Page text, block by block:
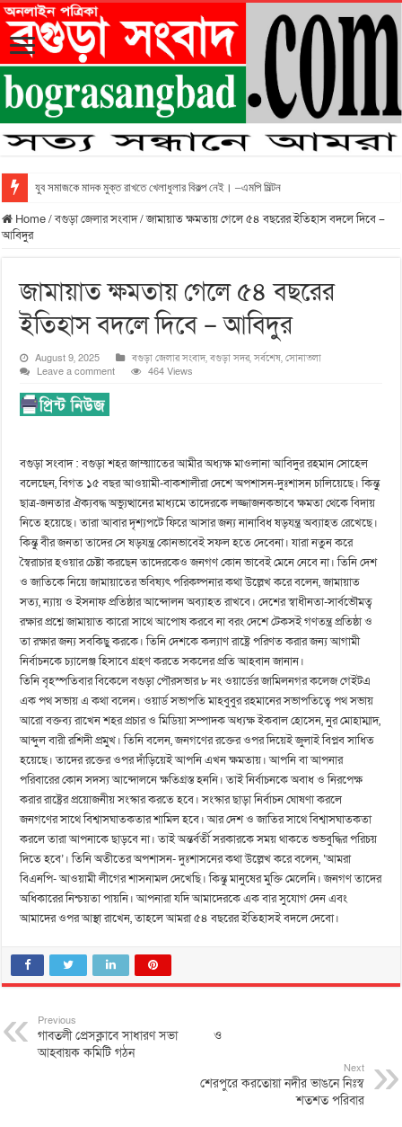
যুব সমাজকে মাদক মুক্ত রাখতে খেলাধুলার বিকল্প নেই। –এমপি মিল্টন
Home/বগুড়া জেলার সংবাদ/জামায়াত ক্ষমতায় গেলে ৫৪ বছরের ইতিহাস বদলে দিবে –
আবিদুর
জামায়াত ক্ষমতায় গেলে ৫৪ বছরের
ইতিহাস বদলে দিবে – আবিদুর
August 9, 2025 বগুড়া জেলার সংবাদ,বগুড়া সদর,সর্বশেষ,সোনাতলা
Leave a comment
464 Views
বগুড়া সংবাদ : বগুড়া শহর জাম্য়াাতের আমীর অধ্যক্ষ মাওলানা আবিদুর রহমান সোহেল
বলেছেন, বিগত ১৫ বছর আওয়ামী-বাকশালীরা দেশে অপশাসন-দুঃশাসন চালিয়েছে। কিন্তু
ছাত্র-জনতার ঐক্যবদ্ধ অভ্যুত্থানের মাধ্যমে তাদেরকে লজ্জাজনকভাবে ক্ষমতা থেকে বিদায়
নিতে হয়েছে। তারা আবার দৃশ্যপটে ফিরে আসার জন্য নানাবিধ ষড়যন্ত্র অব্যাহত রেখেছে।
কিন্তু বীর জনতা তাদের সে ষড়যন্ত্র কোনভাবেই সফল হতে দেবেনা। যারা নতুন করে
স্বৈরাচার হওয়ার চেষ্টা করছেন তাদেরকেও জনগণ কোন ভাবেই মেনে নেবে না। তিনি দেশ
ও জাতিকে নিয়ে জামায়াতের ভবিষ্যৎ পরিকল্পনার কথা উল্লেখ করে বলেন, জামায়াত
সত্য, ন্যায় ও ইসনাফ প্রতিষ্ঠার আন্দোলন অব্যাহত রাখবে। দেশের স্বাধীনতা-সার্বভৌমত্ব
রক্ষার প্রশ্নে জামায়াত কারো সাথে আপোষ করবে না বরং দেশে টেকসই গণতন্ত্র প্রতিষ্ঠা ও
তা রক্ষার জন্য সবকিছু করকে। তিনি দেশকে কল্যাণ রাষ্ট্রে পরিণত করার জন্য আগামী
নির্বাচনকে চ্যালেঞ্জ হিসাবে গ্রহণ করতে সকলের প্রতি আহবান জানান।
তিনি বৃহস্পতিবার বিকেলে বগুড়া পৌরসভার ৮ নং ওয়ার্ডের জামিলনগর কলেজ গেইটএ
এক পথ সভায় এ কথা বলেন। ওয়ার্ড সভাপতি মাহবুবুর রহমানের সভাপতিত্বে পথ সভায়
আরো বক্তব্য রাখেন শহর প্রচার ও মিডিয়া সম্পাদক অধ্যক্ষ ইকবাল হোসেন, নুর মোহাম্মাদ,
আব্দুল বারী রশিদী প্রমুখ। তিনি বলেন, জনগণের রক্তের ওপর দিয়েই জুলাই বিপ্লব সাধিত
হয়েছে। তাদের রক্তের ওপর দাঁড়িয়েই আপনি এখন ক্ষমতায়। আপনি বা আপনার
পরিবারের কোন সদস্য আন্দোলনে ক্ষতিগ্রস্ত হননি। তাই নির্বাচনকে অবাধ ও নিরপেক্ষ
করার রাষ্ট্রের প্রয়োজনীয় সংস্কার করতে হবে। সংস্কার ছাড়া নির্বাচন ঘোষণা করলে
জনগণের সাথে বিশ্বাসঘাতকতার শামিল হবে। আর দেশ ও জাতির সাথে বিশ্বাসঘাতকতা
করলে তারা আপনাকে ছাড়বে না। তাই অন্তর্বর্তী সরকারকে সময় থাকতে শুভবুদ্ধির পরিচয়
দিতে হবে’। তিনি অতীতের অপশাসন- দুঃশাসনের কথা উল্লেখ করে বলেন, ‘আমরা
বিএনপি- আওয়ামী লীগের শাসনামল দেখেছি। কিন্তু মানুষের মুক্তি মেলেনি। জনগণ তাদের
অধিকারের নিশ্চয়তা পায়নি। আপনারা যদি আমাদেরকে এক বার সুযোগ দেন এবং
আমাদের ওপর আস্থা রাখেন, তাহলে আমরা ৫৪ বছরের ইতিহাসই বদলে দেবো।
Previous
গাবতলী প্রেসক্লাবে সাধারণ সভা ও
আহবায়ক কমিটি গঠন
Next
শেরপুরে করতোয়া নদীর ভাঙনে নিঃস্ব
শতশত পরিবার